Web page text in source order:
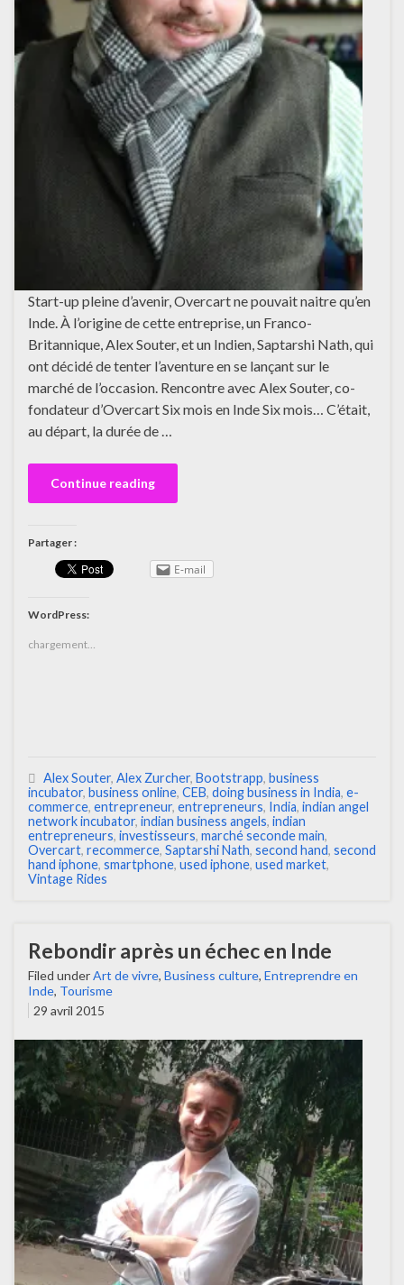
Start-up pleine d’avenir, Overcart ne pouvait naitre qu’en
Inde. À l’origine de cette entreprise, un Franco-
Britannique, Alex Souter, et un Indien, Saptarshi Nath, qui
ont décidé de tenter l’aventure en se lançant sur le
marché de l’occasion. Rencontre avec Alex Souter, co-
fondateur d’Overcart Six mois en Inde Six mois… C’était,
au départ, la durée de …
Continue reading
Partager :
E-mail
WordPress:
chargement…
Alex Souter, Alex Zurcher, Bootstrapp, business
incubator, business online, CEB, doing business in India, e-
commerce, entrepreneur, entrepreneurs, India, indian angel
network incubator, indian business angels, indian
entrepreneurs, investisseurs, marché seconde main,
Overcart, recommerce, Saptarshi Nath, second hand, second
hand iphone, smartphone, used iphone, used market,
Vintage Rides
Rebondir après un échec en Inde
Filed underArt de vivre, Business culture, Entreprendre en
Inde, Tourisme
29 avril 2015